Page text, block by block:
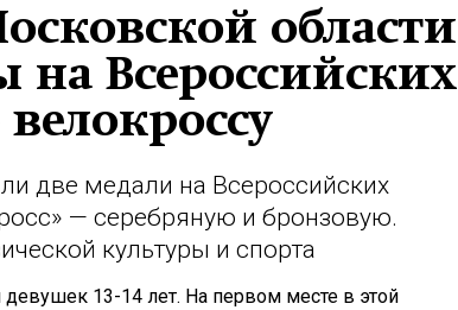
области
на Всероссийских
две медали на Всероссийских
— серебряную и бронзовую.
культуры и спорта
13-14 лет. На первом месте в этой